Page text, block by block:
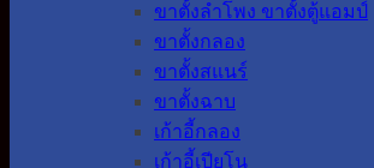
ขาตั้งลำโพง ขาตั้งตู้แอมป์
ขาตั้งกลอง
ขาตั้งสแนร์
ขาตั้งฉาบ
เก้าอี้กลอง
เก้าอี้เปียโน